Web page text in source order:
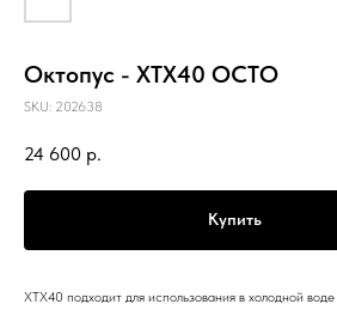
Октопус - XTX40 OCTO
SKU: 202638
24 600 р.
Купить
XTX40 подходит для использования в холодной